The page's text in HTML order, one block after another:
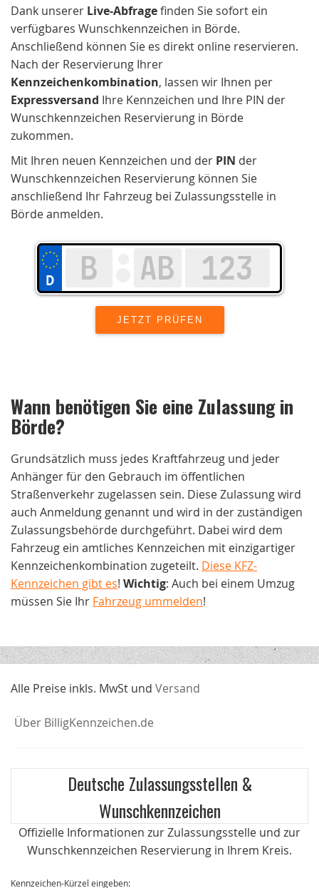
Dank unserer Live-Abfragefinden Sie sofort ein
verfügbares Wunschkennzeichen in Börde.
Anschließend können Sie es direkt online reservieren.
Nach der Reservierung Ihrer
Kennzeichenkombination, lassen wir Ihnen per
Expressversand Ihre Kennzeichen und Ihre PIN der
Wunschkennzeichen Reservierung in Börde
zukommen.
Mit Ihren neuen Kennzeichen und der PIN der
Wunschkennzeichen Reservierung können Sie
anschließend Ihr Fahrzeug bei Zulassungsstelle in
Börde anmelden.
Wann benötigen Sie eine Zulassung in
Börde?
Grundsätzlich muss jedes Kraftfahrzeug und jeder
Anhänger für den Gebrauch im öffentlichen
Straßenverkehr zugelassen sein. Diese Zulassung wird
auch Anmeldung genannt und wird in der zuständigen
Zulassungsbehörde durchgeführt. Dabei wird dem
Fahrzeug ein amtliches Kennzeichen mit einzigartiger
Kennzeichenkombination zugeteilt. Diese KFZ-
Kennzeichen gibt es! Wichtig: Auch bei einem Umzug
müssen Sie Ihr Fahrzeug ummelden!
Alle Preise inkls. MwSt und Versand
Über BilligKennzeichen.de
Deutsche Zulassungsstellen &
Wunschkennzeichen
Offizielle Informationen zur Zulassungsstelle und zur
Wunschkennzeichen Reservierung in Ihrem Kreis.
Kennzeichen-Kürzel eingeben: